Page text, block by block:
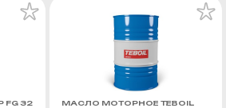
32
МАСЛО МОТОРНОЕ TEBOIL